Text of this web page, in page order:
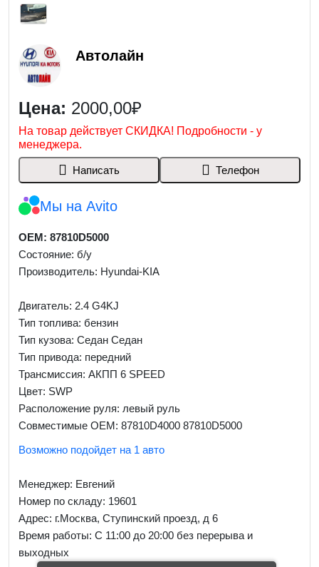
Автолайн
Цена: 2000,00₽
На товар действует СКИДКА! Подробности - у
менеджера.
Написать Телефон
Мы на Avito
OEM: 87810D5000
Состояние: б/у
Производитель: Hyundai-KIA
Двигатель: 2.4 G4KJ
Тип топлива: бензин
Тип кузова: Седан Седан
Тип привода: передний
Трансмиссия: AКПП 6 SPEED
Цвет: SWP
Расположение руля: левый руль
Совместимые OEM: 87810D4000 87810D5000
Возможно подойдет на 1 авто
Менеджер: Евгений
Номер по складу: 19601
Адрес: г.Москва, Ступинский проезд, д 6
Время работы: С 11:00 до 20:00 без перерыва и
выходных